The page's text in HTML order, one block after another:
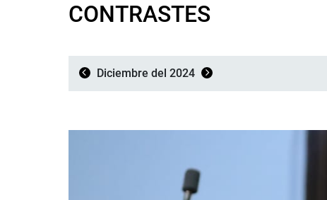
CONTRASTES
Diciembre del 2024